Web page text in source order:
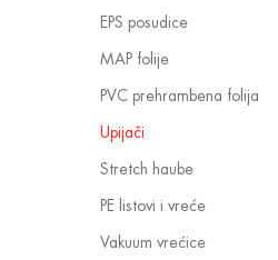
EPS posudice
MAP folije
PVC prehrambena folija
Upijači
Stretch haube
PE listovi i vreće
Vakuum vrećice